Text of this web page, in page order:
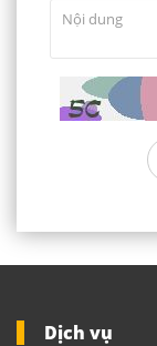
Dịch vụ